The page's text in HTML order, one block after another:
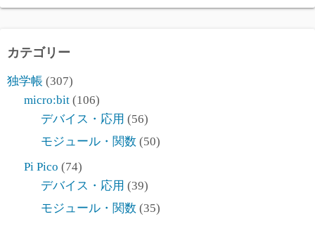
カテゴリー
独学帳 (307)
micro:bit (106)
デバイス・応用 (56)
モジュール・関数 (50)
Pi Pico (74)
デバイス・応用 (39)
モジュール・関数 (35)